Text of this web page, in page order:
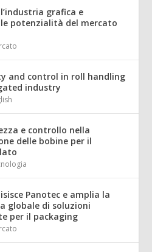
grafica e
potenzialità del mercato
and control in roll handling
industry
e controllo nella
delle bobine per il
Panotec e amplia la
globale di soluzioni
per il packaging